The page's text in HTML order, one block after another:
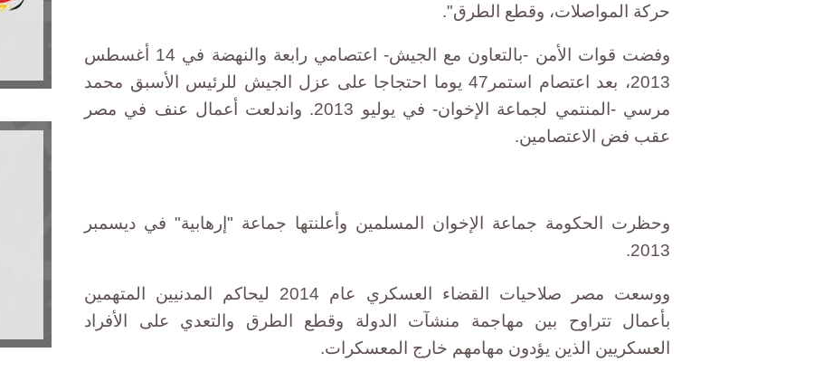
حركة المواصلات، وقطع الطرق".
وفضت قوات الأمن -بالتعاون مع الجيش- اعتصامي رابعة والنهضة في 14 أغسطس
2013، بعد اعتصام استمر47 يوما احتجاجا على عزل الجيش للرئيس الأسبق محمد
مرسي -المنتمي لجماعة الإخوان- في يوليو 2013. واندلعت أعمال عنف في مصر
عقب فض الاعتصامين.
وحظرت الحكومة جماعة الإخوان المسلمين وأعلنتها جماعة "إرهابية" في ديسمبر
2013.
ووسعت مصر صلاحيات القضاء العسكري عام 2014 ليحاكم المدنيين المتهمين
بأعمال تتراوح بين مهاجمة منشآت الدولة وقطع الطرق والتعدي على الأفراد
العسكريين الذين يؤدون مهامهم خارج المعسكرات.